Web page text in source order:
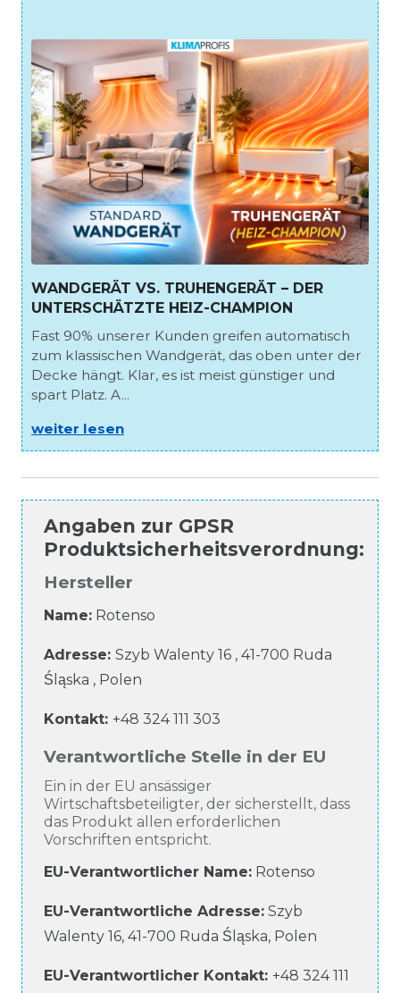
WANDGERÄT VS. TRUHENGERÄT – DER
UNTERSCHÄTZTE HEIZ-CHAMPION
Fast 90% unserer Kunden greifen automatisch
zum klassischen Wandgerät, das oben unter der
Decke hängt. Klar, es ist meist günstiger und
spart Platz. A...
weiter lesen
Angaben zur GPSR
Produktsicherheitsverordnung:
Hersteller
Name: Rotenso
Adresse: Szyb Walenty 16 , 41-700 Ruda
Śląska , Polen
Kontakt: +48 324 111 303
Verantwortliche Stelle in der EU
Ein in der EU ansässiger
Wirtschaftsbeteiligter, der sicherstellt, dass
das Produkt allen erforderlichen
Vorschriften entspricht.
EU-Verantwortlicher Name: Rotenso
EU-Verantwortliche Adresse: Szyb
Walenty 16, 41-700 Ruda Śląska, Polen
EU-Verantwortlicher Kontakt: +48 324 111